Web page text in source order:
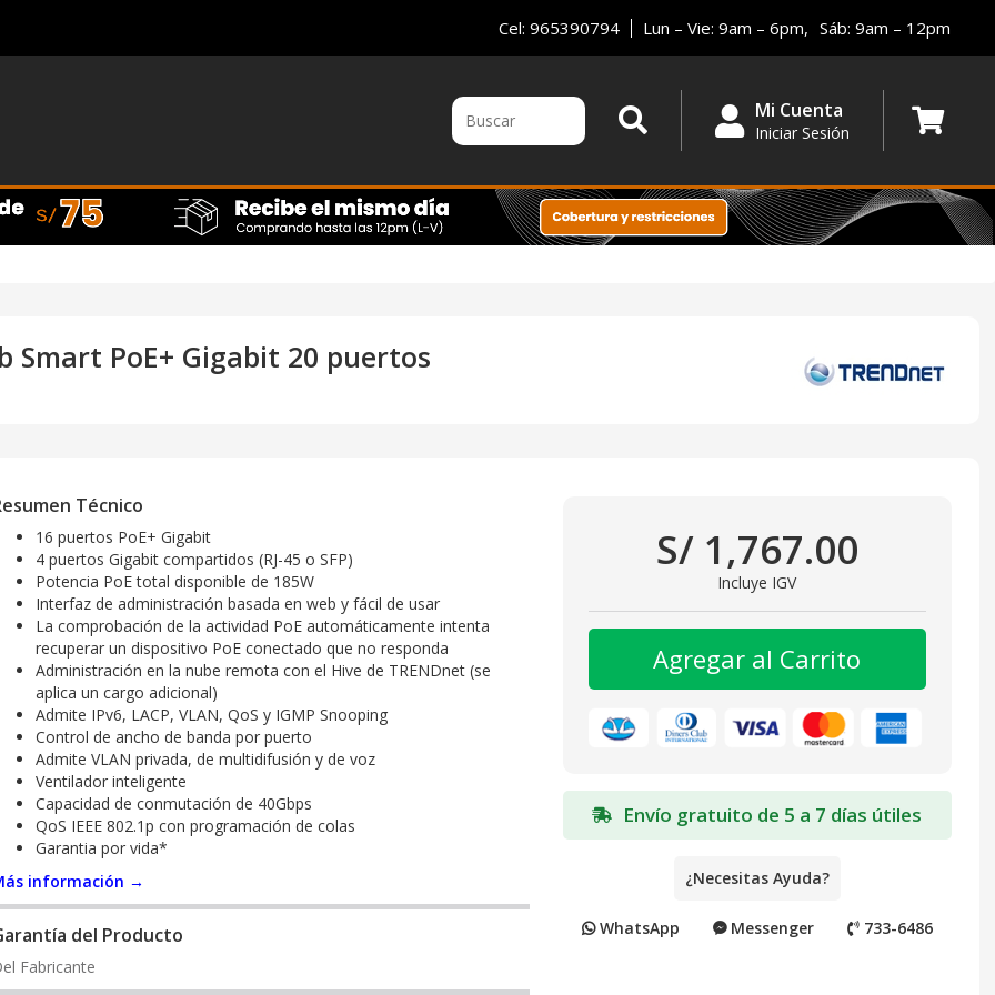
Cel: 965390794 Lun – Vie: 9am – 6pm, Sáb: 9am – 12pm
Mi Cuenta
Iniciar Sesión
Smart PoE+ Gigabit 20 puertos
Técnico
16 puertos PoE+ Gigabit
4 puertos Gigabit compartidos (RJ-45 o SFP)
Potencia PoE total disponible de 185W
Interfaz de administración basada en web y fácil de usar
La comprobación de la actividad PoE automáticamente intenta
recuperar un dispositivo PoE conectado que no responda
Administración en la nube remota con el Hive de TRENDnet (se
aplica un cargo adicional)
Admite IPv6, LACP, VLAN, QoS y IGMP Snooping
Control de ancho de banda por puerto
Admite VLAN privada, de multidifusión y de voz
Ventilador inteligente
Capacidad de conmutación de 40Gbps
QoS IEEE 802.1p con programación de colas
Garantia por vida*
información →
del Producto
Fabricante
S/ 1,767.00
Incluye IGV
Agregar al Carrito
Envío gratuito de 5 a 7 días útiles
¿Necesitas Ayuda?
WhatsApp Messenger 733-6486